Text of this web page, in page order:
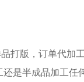
打版，订单代加
还是半成品加工任